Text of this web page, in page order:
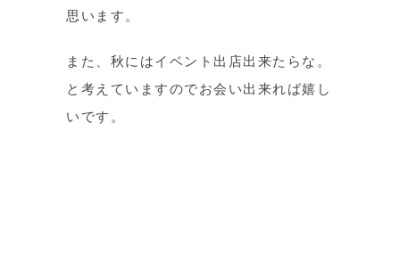
思います。
また、秋にはイベント出店出来たらな。
と考えていますのでお会い出来れば嬉し
いです。